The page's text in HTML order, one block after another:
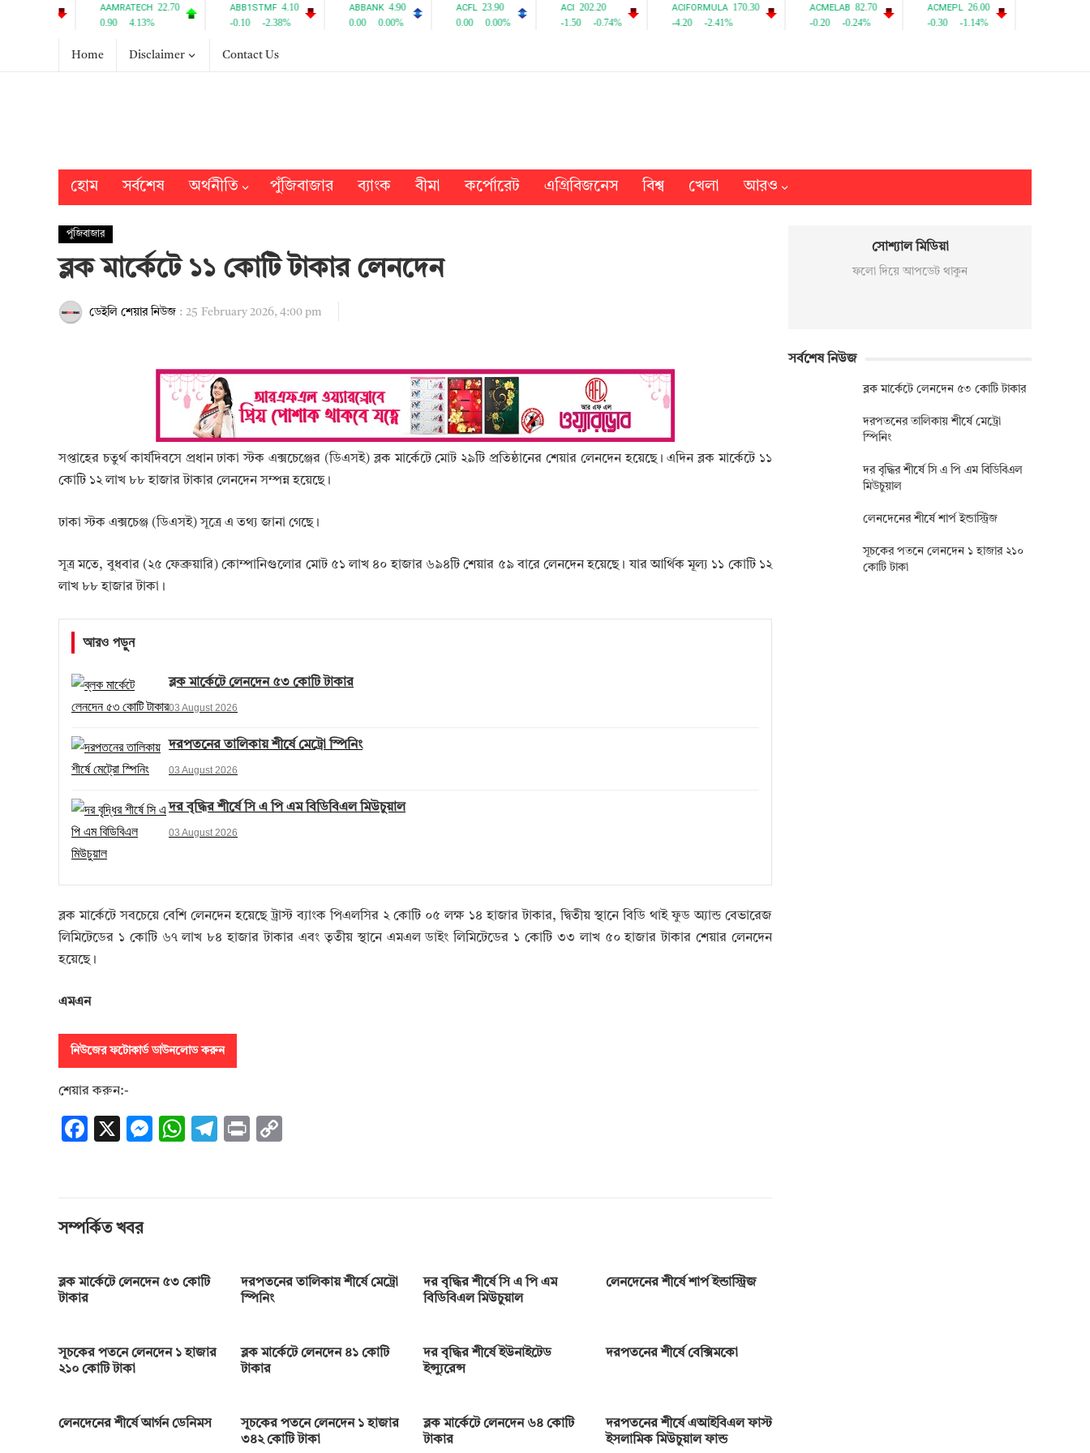
Home Disclaimer Contact Us
হোম সর্বশেষ অর্থনীতি পুঁজিবাজার ব্যাংক বীমা কর্পোরেট এগ্রিবিজনেস বিশ্ব খেলা আরও
পুঁজিবাজার
ব্লক মার্কেটে ১১ কোটি টাকার লেনদেন
ডেইলি শেয়ার নিউজ : 25 February 2026, 4:00 pm
সপ্তাহের চতুর্থ কার্যদিবসে প্রধান ঢাকা স্টক এক্সচেঞ্জের (ডিএসই) ব্লক মার্কেটে মোট ২৯টি প্রতিষ্ঠানের শেয়ার লেনদেন হয়েছে। এদিন ব্লক মার্কেটে ১১
কোটি ১২ লাখ ৮৮ হাজার টাকার লেনদেন সম্পন্ন হয়েছে।
ঢাকা স্টক এক্সচেঞ্জ (ডিএসই) সূত্রে এ তথ্য জানা গেছে।
সূত্র মতে, বুধবার (২৫ ফেব্রুয়ারি) কোম্পানিগুলোর মোট ৫১ লাখ ৪০ হাজার ৬৯৪টি শেয়ার ৫৯ বারে লেনদেন হয়েছে। যার আর্থিক মূল্য ১১ কোটি ১২
লাখ ৮৮ হাজার টাকা।
আরও পড়ুন
ব্লক মার্কেটে লেনদেন ৫৩ কোটি টাকার
03 August 2026
দরপতনের তালিকায় শীর্ষে মেট্রো স্পিনিং
03 August 2026
দর বৃদ্ধির শীর্ষে সি এ পি এম বিডিবিএল মিউচুয়াল
03 August 2026
ব্লক মার্কেটে সবচেয়ে বেশি লেনদেন হয়েছে ট্রাস্ট ব্যাংক পিএলসির ২ কোটি ০৫ লক্ষ ১৪ হাজার টাকার, দ্বিতীয় স্থানে বিডি থাই ফুড অ্যান্ড বেভারেজ
লিমিটেডের ১ কোটি ৬৭ লাখ ৮৪ হাজার টাকার এবং তৃতীয় স্থানে এমএল ডাইং লিমিটেডের ১ কোটি ৩৩ লাখ ৫০ হাজার টাকার শেয়ার লেনদেন
হয়েছে।
এমএন
নিউজের ফটোকার্ড ডাউনলোড করুন
শেয়ার করুন:-
F
o
k
X
M
W
p
T
Pr
k
সম্পর্কিত খবর
ব্লক মার্কেটে লেনদেন ৫৩ কোটি
টাকার
দরপতনের তালিকায় শীর্ষে মেট্রো
স্পিনিং
দর বৃদ্ধির শীর্ষে সি এ পি এম
বিডিবিএল মিউচুয়াল
লেনদেনের শীর্ষে শার্প ইন্ডাস্ট্রিজ
সূচকের পতনে লেনদেন ১ হাজার
২১০ কোটি টাকা
ব্লক মার্কেটে লেনদেন ৪১ কোটি
টাকার
দর বৃদ্ধির শীর্ষে ইউনাইটেড
ইন্স্যুরেন্স
দরপতনের শীর্ষে বেক্সিমকো
লেনদেনের শীর্ষে আর্গন ডেনিমস
সূচকের পতনে লেনদেন ১ হাজার
৩৪২ কোটি টাকা
ব্লক মার্কেটে লেনদেন ৬৪ কোটি
টাকার
দরপতনের শীর্ষে এআইবিএল ফাস্ট
ইসলামিক মিউচুয়াল ফান্ড
সোশ্যাল মিডিয়া
ফলো দিয়ে আপডেট থাকুন
সর্বশেষ নিউজ
ব্লক মার্কেটে লেনদেন ৫৩ কোটি টাকার
দরপতনের তালিকায় শীর্ষে মেট্রো
স্পিনিং
দর বৃদ্ধির শীর্ষে সি এ পি এম বিডিবিএল
মিউচুয়াল
লেনদেনের শীর্ষে শার্প ইন্ডাস্ট্রিজ
সূচকের পতনে লেনদেন ১ হাজার ২১০
কোটি টাকা